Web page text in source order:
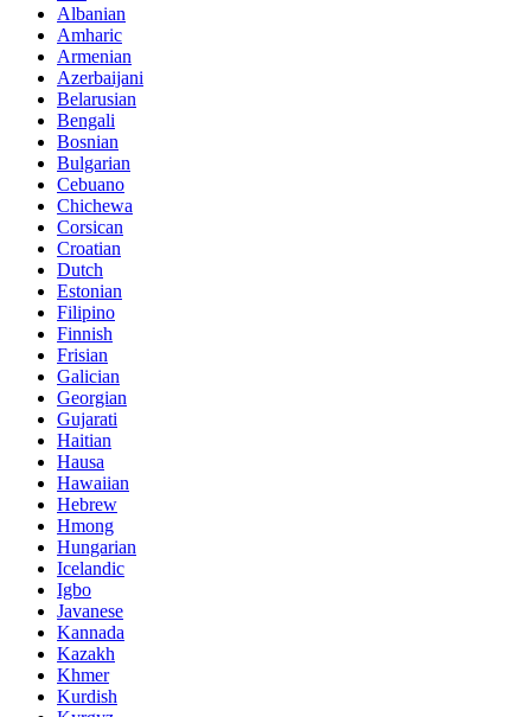
Albanian
Amharic
Armenian
Azerbaijani
Belarusian
Bengali
Bosnian
Bulgarian
Cebuano
Chichewa
Corsican
Croatian
Dutch
Estonian
Filipino
Finnish
Frisian
Galician
Georgian
Gujarati
Haitian
Hausa
Hawaiian
Hebrew
Hmong
Hungarian
Icelandic
Igbo
Javanese
Kannada
Kazakh
Khmer
Kurdish